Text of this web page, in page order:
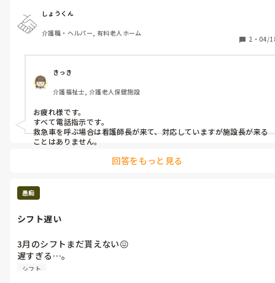
しょうくん
介護職・ヘルパー, 有料老人ホーム
2 ・ 04/
きっき
介護福祉士, 介護老人保健施設
お疲れ様です。
すべて電話指示です。
救急車を呼ぶ場合は看護師長が来て、対応していますが施設長が来る
ことはありません。
回答をもっと見る
愚痴
シフト遅い
3月のシフトまだ貰えない😖
遅すぎる…。
シフト